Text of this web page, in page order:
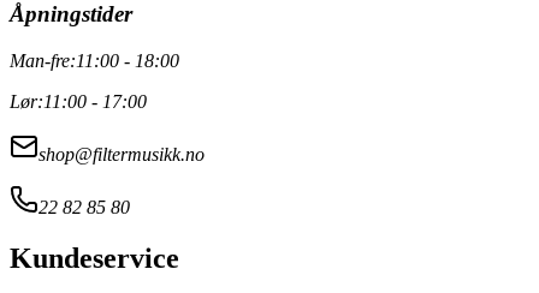
Åpningstider
Man-fre:11:00 - 18:00
Lør:11:00 - 17:00
shop@filtermusikk.no
22 82 85 80
Kundeservice